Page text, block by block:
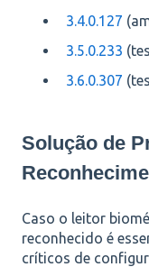
3.4.0.127
3.5.0.233
3.6.0.307
Solução de
Caso o leitor
reconhecido é
críticos de